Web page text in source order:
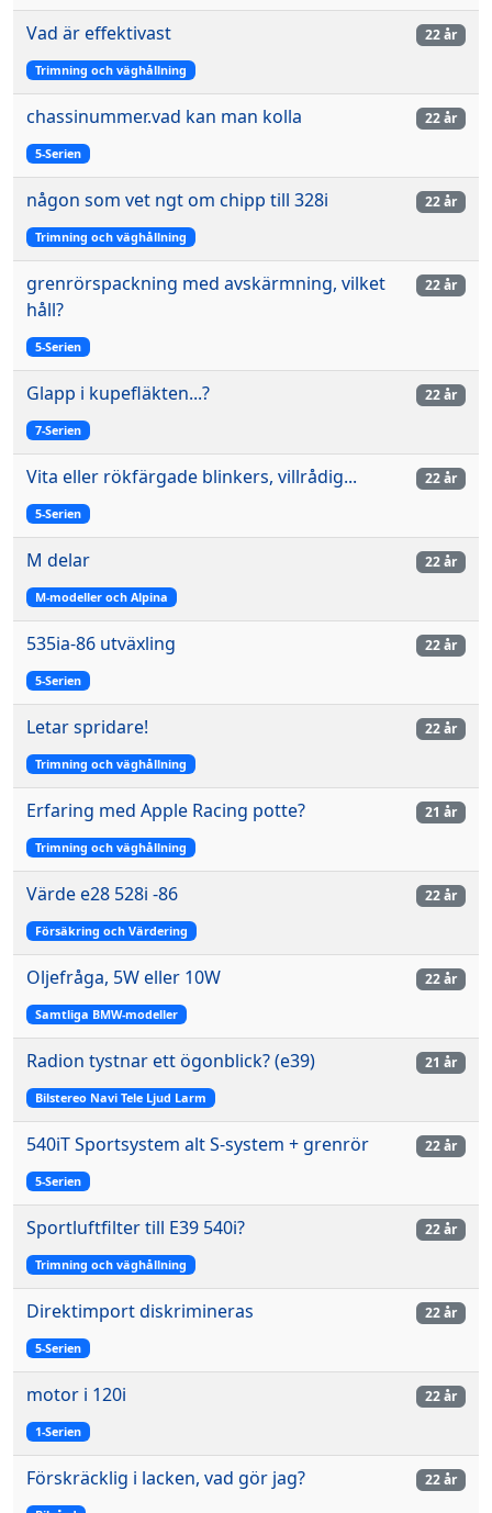
Vad är effektivast
Trimning och väghållning
22 år
chassinummer.vad kan man kolla
5-Serien
22 år
någon som vet ngt om chipp till 328i
Trimning och väghållning
22 år
grenrörspackning med avskärmning, vilket
håll?
5-Serien
22 år
Glapp i kupefläkten...?
7-Serien
22 år
Vita eller rökfärgade blinkers, villrådig...
5-Serien
22 år
M delar
M-modeller och Alpina
22 år
535ia-86 utväxling
5-Serien
22 år
Letar spridare!
Trimning och väghållning
22 år
Erfaring med Apple Racing potte?
Trimning och väghållning
21 år
Värde e28 528i -86
Försäkring och Värdering
22 år
Oljefråga, 5W eller 10W
Samtliga BMW-modeller
22 år
Radion tystnar ett ögonblick? (e39)
Bilstereo Navi Tele Ljud Larm
21 år
540iT Sportsystem alt S-system + grenrör
5-Serien
22 år
Sportluftfilter till E39 540i?
Trimning och väghållning
22 år
Direktimport diskrimineras
5-Serien
22 år
motor i 120i
1-Serien
22 år
Förskräcklig i lacken, vad gör jag? 22 år